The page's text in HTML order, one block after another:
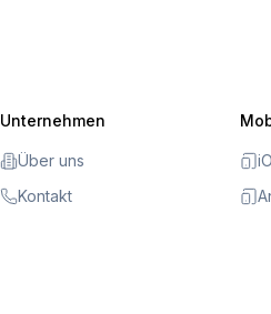
Unternehmen
Über uns
Kontakt